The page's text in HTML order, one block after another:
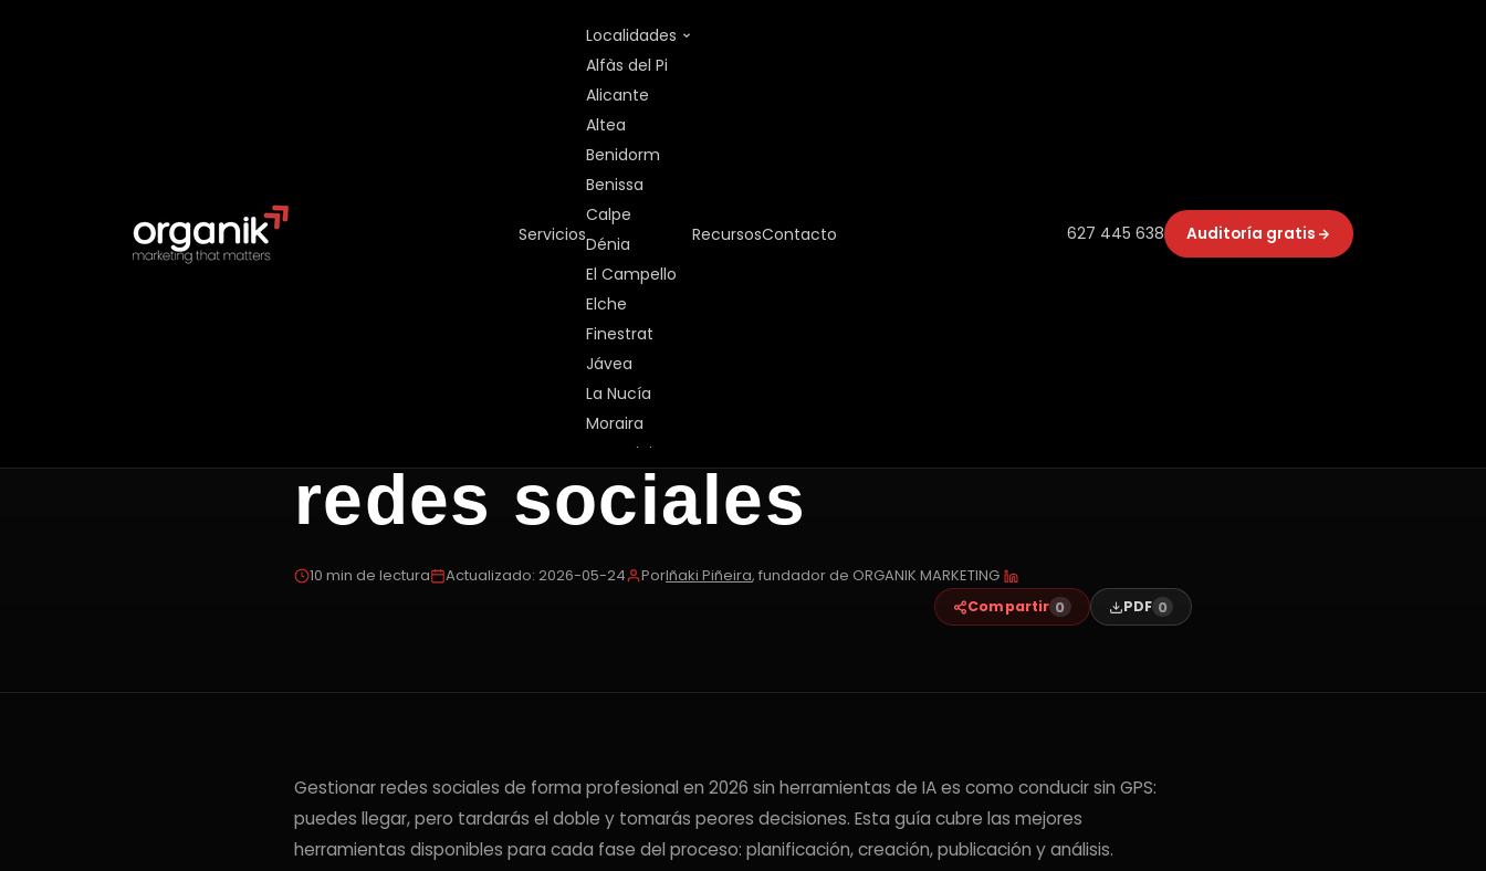
Servicios
Localidades
Alfàs del Pi
Alicante
Altea
Benidorm
Benissa
Calpe
Dénia
El Campello
Elche
Finestrat
Jávea
La Nucía
Moraira
Torrevieja
Valencia
Villajoyosa
RecursosContacto 627 445 638 Auditoría gratis
Las mejores
herramientas de IA para
redes sociales
10 min de lectura Actualizado: 2026-05-24 PorIñaki Piñeira, fundador de ORGANIK MARKETING
Compartir 0 PDF 0
Gestionar redes sociales de forma profesional en 2026 sin herramientas de IA es como conducir sin GPS:
puedes llegar, pero tardarás el doble y tomarás peores decisiones. Esta guía cubre las mejores
herramientas disponibles para cada fase del proceso: planificación, creación, publicación y análisis.